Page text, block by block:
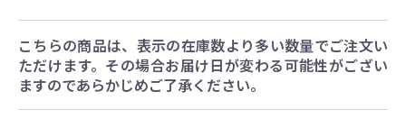
こちらの商品は、表示の在庫数より多い数量でご注文い
ただけます。その場合お届け日が変わる可能性がござい
ますのであらかじめご了承ください。